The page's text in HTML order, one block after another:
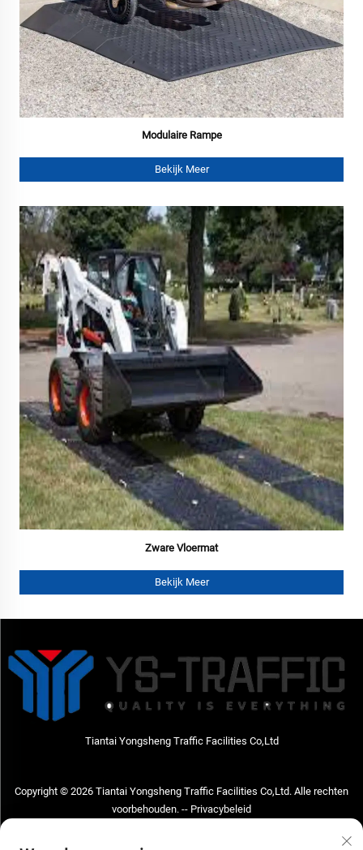
Modulaire Rampe
Bekijk Meer
Zware Vloermat
Bekijk Meer
Tiantai Yongsheng Traffic Facilities Co,Ltd
Copyright © 2026 Tiantai Yongsheng Traffic Facilities Co,Ltd. Alle rechten
voorbehouden. -- Privacybeleid